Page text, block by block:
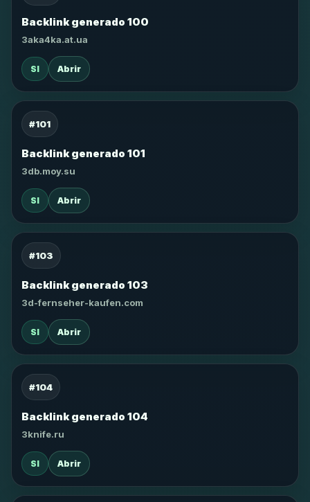
Backlink generado 100
3aka4ka.at.ua
SI Abrir
#101
Backlink generado 101
3db.moy.su
SI Abrir
#103
Backlink generado 103
3d-fernseher-kaufen.com
SI Abrir
#104
Backlink generado 104
3knife.ru
SI Abrir